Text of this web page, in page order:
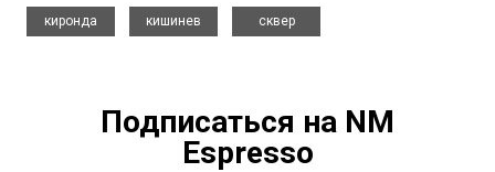
киронда
кишинев
сквер
Подписаться на NM
Espresso